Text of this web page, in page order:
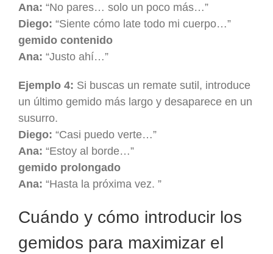
Ana: “No pares… solo un poco más…”
Diego: “Siente cómo late todo mi cuerpo…”
gemido contenido
Ana: “Justo ahí…”
Ejemplo 4: Si buscas un remate sutil, introduce
un último gemido más largo y desaparece en un
susurro.
Diego: “Casi puedo verte…”
Ana: “Estoy al borde…”
gemido prolongado
Ana: “Hasta la próxima vez. ”
Cuándo y cómo introducir los
gemidos para maximizar el